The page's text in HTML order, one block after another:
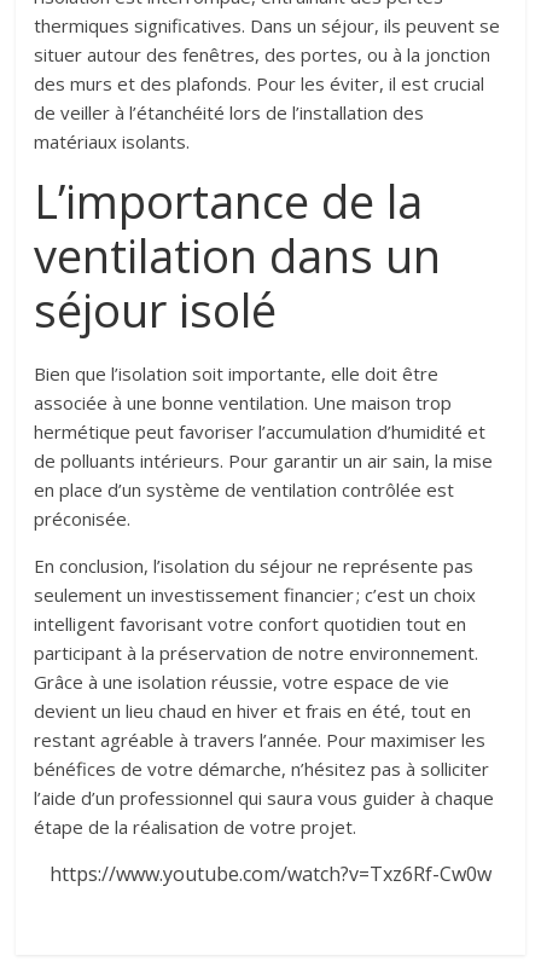
thermiques significatives. Dans un séjour, ils peuvent se
situer autour des fenêtres, des portes, ou à la jonction
des murs et des plafonds. Pour les éviter, il est crucial
de veiller à l’étanchéité lors de l’installation des
matériaux isolants.
L’importance de la
ventilation dans un
séjour isolé
Bien que l’isolation soit importante, elle doit être
associée à une bonne ventilation. Une maison trop
hermétique peut favoriser l’accumulation d’humidité et
de polluants intérieurs. Pour garantir un air sain, la mise
en place d’un système de ventilation contrôlée est
préconisée.
En conclusion, l’isolation du séjour ne représente pas
seulement un investissement financier ; c’est un choix
intelligent favorisant votre confort quotidien tout en
participant à la préservation de notre environnement.
Grâce à une isolation réussie, votre espace de vie
devient un lieu chaud en hiver et frais en été, tout en
restant agréable à travers l’année. Pour maximiser les
bénéfices de votre démarche, n’hésitez pas à solliciter
l’aide d’un professionnel qui saura vous guider à chaque
étape de la réalisation de votre projet.
https://www.youtube.com/watch?v=Txz6Rf-Cw0w